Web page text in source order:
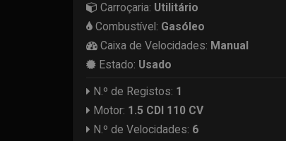
Carroçaria: Utilitário
Combustível: Gasóleo
Caixa de Velocidades: Manual
Estado: Usado
N.º de Registos: 1
Motor: 1.5 CDI 110 CV
N.º de Velocidades: 6